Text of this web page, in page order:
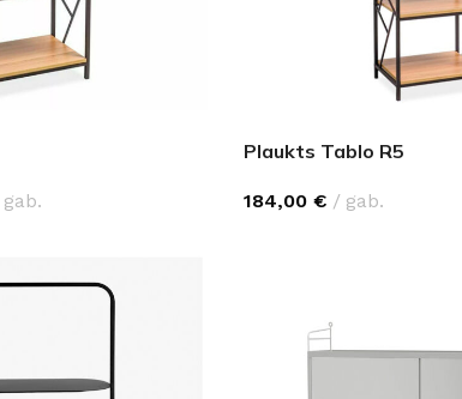
IESKATIES!
profesionāli interjera dizaineri
gab.
Plaukts Tablo R5
184,00 € gab.